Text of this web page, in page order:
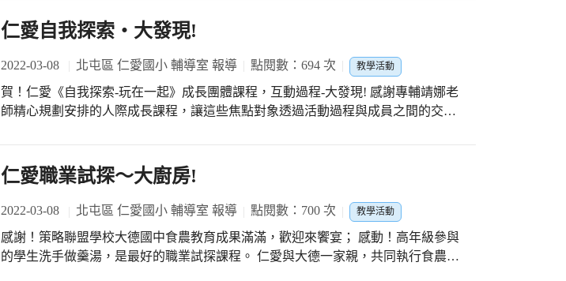
鬥」取勝，藉此可以培養團隊意識，有助於探索未來人生的方向。躲避球運動所產
以消彌的。 感謝智楷主任、英帥組長、鎮宇老師、憲聰組長、梅如老師、郁芬老師
平日晨光時間紮實核心肌群體能及擲球技巧穩定訓練，以及所有協助指導的主任及
老師們。賽程場場皆是硬仗，唯有秉持必勝堅定的信念，營造全力以赴的決心與贏
等融入表演中。希望大家生活中隨時隨地都要保持正向，才會有更多朋友親近，更
多好事發生。讓積極正向心態，長存每個人的心中，並體現於生活中實踐。 楊照培
主任表示，弘光科大與本校共同推動校園三好運動，該校辦理系際盃創意比賽，學
生透過戲劇演出，展現社區志工服務創意特色，戲劇張力十足充分展現「做好事、
說好話、存好心」的感動。希望能藉此感動更多人，建立正向觀念，實踐於日常生
活。
仁愛自我探索‧大發現!
2022-03-08 北屯區 仁愛國小 輔導室 報導 點閱數：694 次 教學活動
賀！仁愛《自我探索-玩在一起》成長團體課程，互動過程-大發現! 感謝專輔靖娜老
師精心規劃安排的人際成長課程，讓這些焦點對象透過活動過程與成員之間的交流
樂只是媒介，可以讓成員卸下自我防衛機轉，進而帶入更深一層心理思考，提供學
生學習在與他人相處互動時，有更多方法並發揮其內在自我潛能。 帶團的靖娜專輔
表示：透過此次以遊戲為主軸的團體課程，希望學生在社交技巧、語言溝通表達、
團隊合作分享及解決問題能力上，能夠有實質上的幫助與進展。由於成員在遊戲中
通常較會主動安心投入，與其他成員產生互動，讓自己的潛能得以充分發揮。課程
開始了，這是我的大發現與小分享，謝謝大家！
仁愛職業試探～大廚房!
2022-03-08 北屯區 仁愛國小 輔導室 報導 點閱數：700 次 教學活動
感謝！策略聯盟學校大德國中食農教育成果滿滿，歡迎來饗宴； 感動！高年級參與
的學生洗手做羹湯，是最好的職業試探課程。 仁愛與大德一家親，共同執行食農教